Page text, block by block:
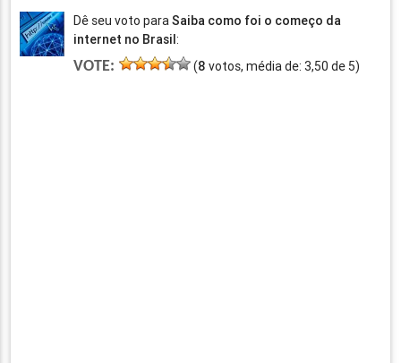
Dê seu voto paraSaiba como foi o começo da
internet no Brasil:
VOTE: (8 votos, média de:3,50 de 5)